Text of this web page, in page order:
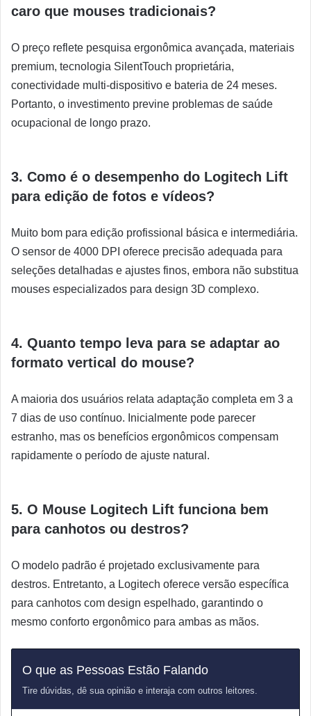
caro que mouses tradicionais?
O preço reflete pesquisa ergonômica avançada, materiais
premium, tecnologia SilentTouch proprietária,
conectividade multi-dispositivo e bateria de 24 meses.
Portanto, o investimento previne problemas de saúde
ocupacional de longo prazo.
3. Como é o desempenho do Logitech Lift
para edição de fotos e vídeos?
Muito bom para edição profissional básica e intermediária.
O sensor de 4000 DPI oferece precisão adequada para
seleções detalhadas e ajustes finos, embora não substitua
mouses especializados para design 3D complexo.
4. Quanto tempo leva para se adaptar ao
formato vertical do mouse?
A maioria dos usuários relata adaptação completa em 3 a
7 dias de uso contínuo. Inicialmente pode parecer
estranho, mas os benefícios ergonômicos compensam
rapidamente o período de ajuste natural.
5. O Mouse Logitech Lift funciona bem
para canhotos ou destros?
O modelo padrão é projetado exclusivamente para
destros. Entretanto, a Logitech oferece versão específica
para canhotos com design espelhado, garantindo o
mesmo conforto ergonômico para ambas as mãos.
O que as Pessoas Estão Falando
Tire dúvidas, dê sua opinião e interaja com outros leitores.